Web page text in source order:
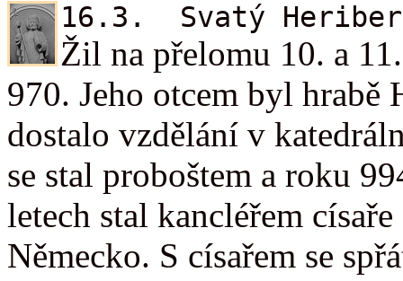
16.3. Svatý
Žil na přelomu 10. a
970. Jeho otcem byl hrabě
dostalo vzdělání v
se stal proboštem a roku
letech stal kancléřem
Německo. S císařem se